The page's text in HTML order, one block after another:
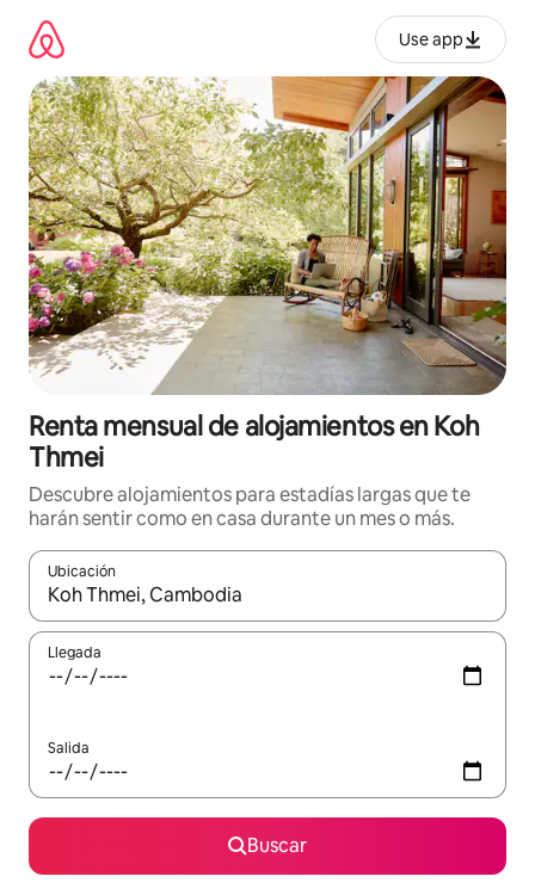
contenido
Use app
Renta mensual de alojamientos en Koh
Thmei
Descubre alojamientos para estadías largas que te
harán sentir como en casa durante un mes o más.
Ubicación
Cuando los resultados estén disponibles, navega con las
Llegada
Salida
Buscar